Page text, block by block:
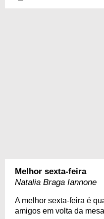
Melhor sexta-feira
Natalia Braga Iannone
A melhor sexta-feira é
amigos em volta da